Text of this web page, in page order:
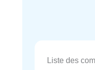
Liste des